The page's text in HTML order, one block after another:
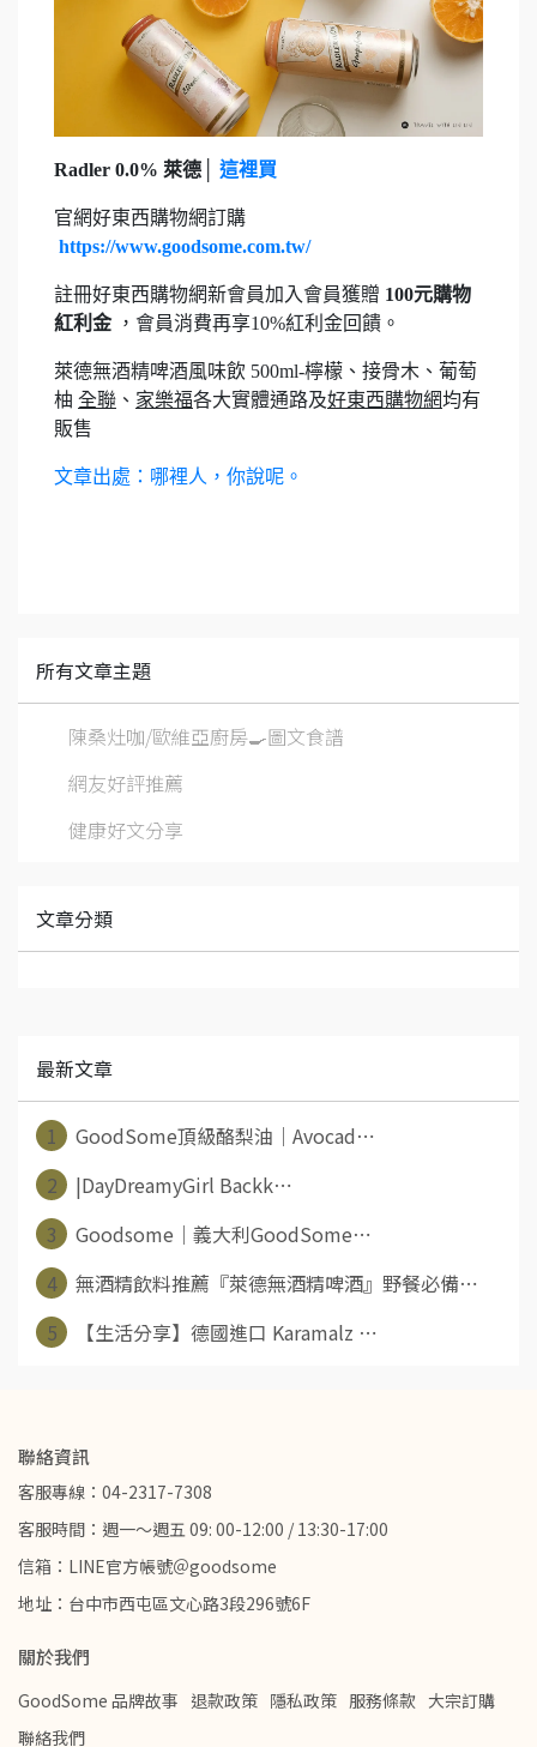
Radler 0.0% 萊德│ 這裡買
官網好東西購物網訂購
https://www.goodsome.com.tw/
註冊好東西購物網新會員加入會員獲贈 100元購物
紅利金 ，會員消費再享10%紅利金回饋。
萊德無酒精啤酒風味飲 500ml-檸檬、接骨木、葡萄
柚 全聯 、 家樂福各大實體通路及好東西購物網均有
販售
文章出處：哪裡人，你說呢。
所有文章主題
陳桑灶咖/歐維亞廚房🍳圖文食譜
網友好評推薦
健康好文分享
文章分類
最新文章
1
GoodSome頂級酪梨油｜Avocad⋯
2
|DayDreamyGirl Backk⋯
3
Goodsome｜義大利GoodSome⋯
4
無酒精飲料推薦『萊德無酒精啤酒』野餐必備⋯
5
【生活分享】德國進口 Karamalz ⋯
聯絡資訊
客服專線：04-2317-7308
客服時間：週一～週五 09: 00-12:00 / 13:30-17:00
信箱：LINE官方帳號＠goodsome
地址：台中市西屯區文心路3段296號6F
關於我們
GoodSome 品牌故事 退款政策 隱私政策 服務條款 大宗訂購
聯絡我們